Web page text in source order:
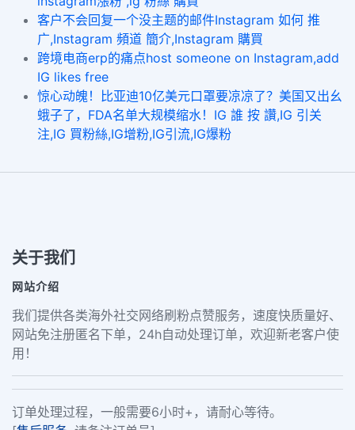
客户不会回复一个没主题的邮件Instagram 如何 推
广,Instagram 頻道 簡介,Instagram 購買
跨境电商erp的痛点host someone on Instagram,add
IG likes free
惊心动魄！比亚迪10亿美元口罩要凉凉了？美国又出幺
蛾子了，FDA名单大规模缩水！IG 誰 按 讚,IG 引关
注,IG 買粉絲,IG增粉,IG引流,IG爆粉
关于我们
网站介绍
我们提供各类海外社交网络刷粉点赞服务，速度快质量好、
网站免注册匿名下单，24h自动处理订单，欢迎新老客户使
用！
订单处理过程，一般需要6小时+，请耐心等待。